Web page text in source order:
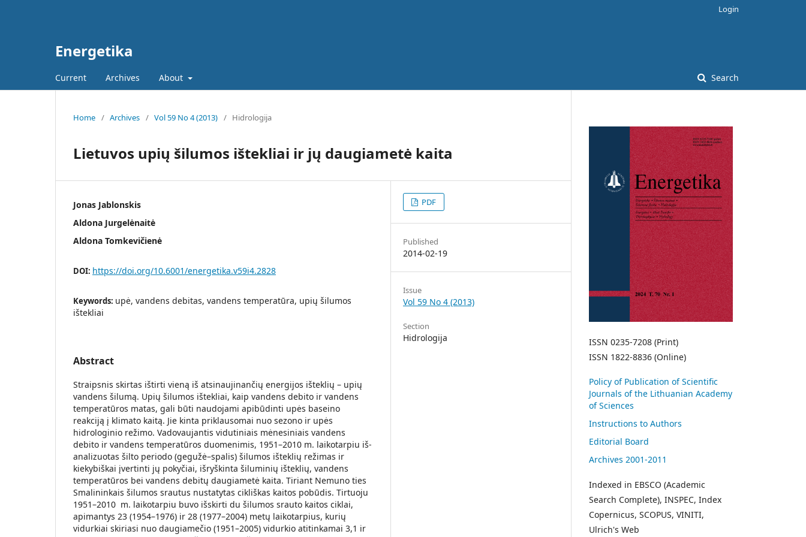
Energetika
Current Archives About Search
Login
Home / Archives / Vol 59 No 4 (2013) / Hidrologija
Lietuvos upių šilumos ištekliai ir jų daugiametė kaita
Jonas Jablonskis
Aldona Jurgelėnaitė
Aldona Tomkevičienė
DOI: https://doi.org/10.6001/energetika.v59i4.2828
Keywords: upė, vandens debitas, vandens temperatūra, upių šilumos
ištekliai
Abstract
Straipsnis skirtas ištirti vieną iš atsinaujinančių energijos išteklių – upių
vandens šilumą. Upių šilumos ištekliai, kaip vandens debito ir vandens
temperatūros matas, gali būti naudojami apibūdinti upės baseino
reakciją į klimato kaitą. Jie kinta priklausomai nuo sezono ir upės
hidrologinio režimo. Vadovaujantis vidutiniais mėnesiniais vandens
debito ir vandens temperatūros duomenimis, 1951–2010 m. laikotarpiu iš­
analizuotas šilto periodo (gegužė–spalis) šilumos išteklių režimas ir
kiekybiškai įvertinti jų pokyčiai, išryškinta šiluminių išteklių, vandens
temperatūros bei vandens debitų daugiametė kaita. Tiriant Nemuno ties
Smalininkais šilumos srautus nustatytas cikliškas kaitos pobūdis. Tirtuoju
1951–2010 m. laikotarpiu buvo išskirti du šilumos srau­to kaitos ciklai,
apimantys 23 (1954–1976) ir 28 (1977–2004) metų laikotarpius, kurių
vidurkiai skiriasi nuo daugiamečio (1951–2005) vidurkio atitinkamai 3,1 ir
PDF
Published
2014-02-19
Issue
Vol 59 No 4 (2013)
Section
Hidrologija
ISSN 0235-7208 (Print)
ISSN 1822-8836 (Online)
Policy of Publication of Scientific
Journals of the Lithuanian Academy
of Sciences
Instructions to Authors
Editorial Board
Archives 2001-2011
Indexed in EBSCO (Academic
Search Complete), INSPEC, Index
Copernicus, SCOPUS, VINITI,
Ulrich's Web